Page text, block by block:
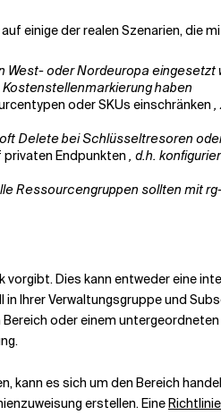
einige der realen Szenarien, die
West- oder Nordeuropa eingesetzt
haben
oder SKUs einschränken ,
Delete bei Schlüsseltresoren
Endpunkten , d.h.
Ressourcengruppen sollten mit
Dies kann entweder eine
Ihrer Verwaltungsgruppe und
oder einem
kann es sich um den Bereich
erstellen. Eine